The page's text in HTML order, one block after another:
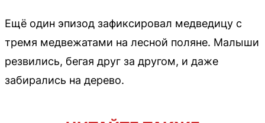
Ещё один эпизод зафиксировал медведицу с
тремя медвежатами на лесной поляне. Малыши
резвились, бегая друг за другом, и даже
забирались на дерево.